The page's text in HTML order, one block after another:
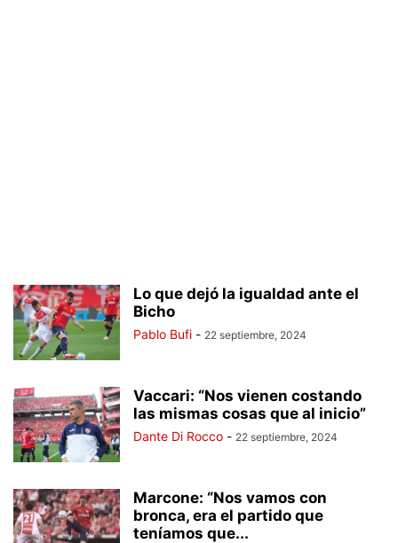
Lo que dejó la igualdad ante el
Bicho
Pablo Bufi - 22 septiembre, 2024
Vaccari: “Nos vienen costando
las mismas cosas que al inicio”
Dante Di Rocco - 22 septiembre, 2024
Marcone: “Nos vamos con
bronca, era el partido que
teníamos que...